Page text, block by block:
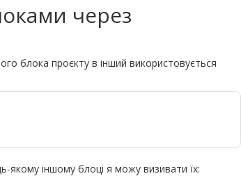
через
блока проєкту в інший використовується
якому іншому блоці я можу визивати їх: